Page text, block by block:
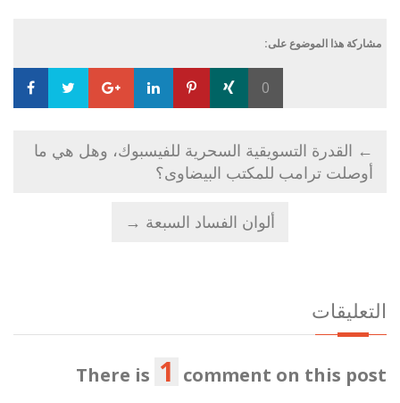
مشاركة هذا الموضوع على:
0
← القدرة التسويقية السحرية للفيسبوك، وهل هي ما
أوصلت ترامب للمكتب البيضاوى؟
ألوان الفساد السبعة →
التعليقات
There is 1 comment on this post